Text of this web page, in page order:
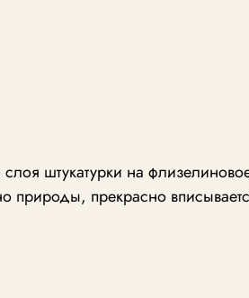
штукатурки на
природы, прекрасно